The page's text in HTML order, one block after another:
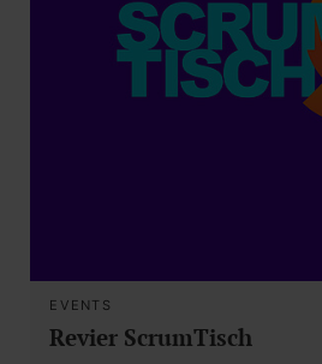
EVENTS
Revier ScrumTisch